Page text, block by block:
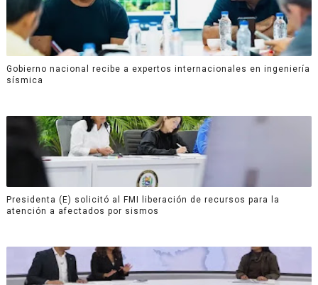
Gobierno nacional recibe a expertos internacionales en ingeniería
sísmica
Presidenta (E) solicitó al FMI liberación de recursos para la
atención a afectados por sismos